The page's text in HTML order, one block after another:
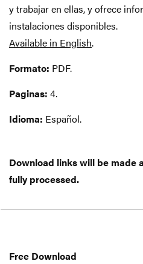
y trabajar en ellas, y ofrece
instalaciones disponibles.
Available in English.
Formato: PDF.
Paginas: 4.
Idioma: Español.
Download links will be made
fully processed.
Download
Free Download